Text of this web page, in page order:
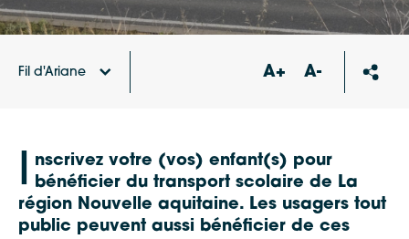
Fil d'Ariane A+ A-
I nscrivez votre (vos) enfant(s) pour
bénéficier du transport scolaire de La
région Nouvelle aquitaine. Les usagers tout
public peuvent aussi bénéficier de ces